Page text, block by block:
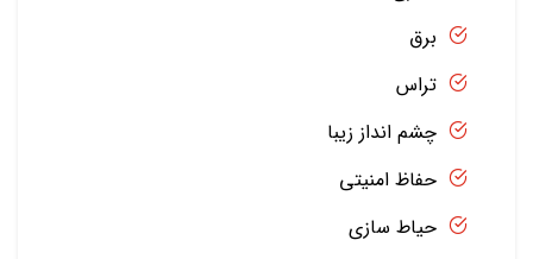
برق
تراس
چشم انداز زیبا
حفاظ امنیتی
حیاط سازی